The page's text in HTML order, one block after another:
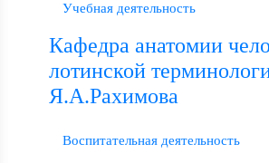
Учебная деятельность
Кафедра анатомии
лотинской
Я.А.Рахимова
Воспитательная деятельность